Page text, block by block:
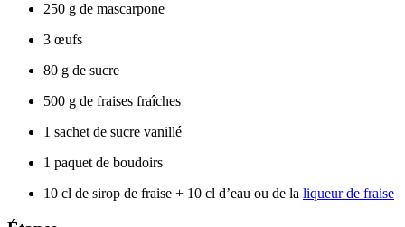
250 g de mascarpone
3 œufs
80 g de sucre
500 g de fraises fraîches
1 sachet de sucre vanillé
1 paquet de boudoirs
10 cl de sirop de fraise + 10 cl d’eau ou de la liqueur de fraise